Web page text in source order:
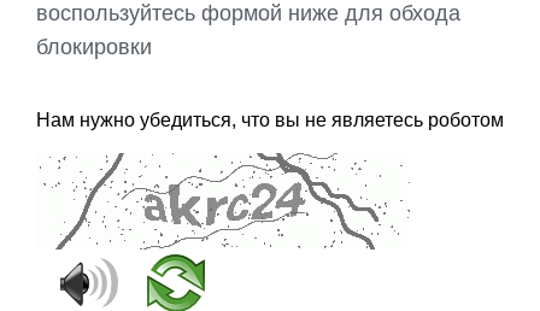
воспользуйтесь формой ниже для обхода
блокировки
Нам нужно убедиться, что вы не являетесь роботом